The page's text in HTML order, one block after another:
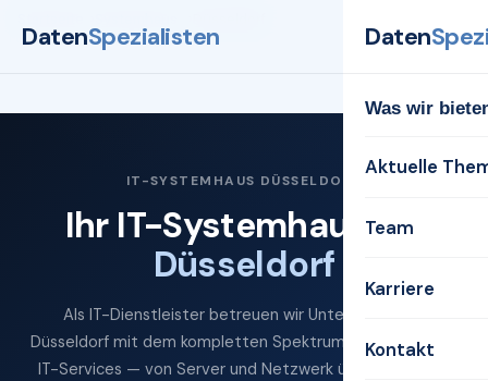
DatenSpezialisten Daten
Was wir
Aktuelle
Team
Karriere
Kontakt
IT-SYSTEMHAUS DÜSSELDORF
Ihr IT-Systemhaus für
Düsseldorf
Als IT-Dienstleister betreuen wir Unternehmen in
Düsseldorf mit dem kompletten Spektrum professioneller
IT-Services — von Server und Netzwerk über Cloud und